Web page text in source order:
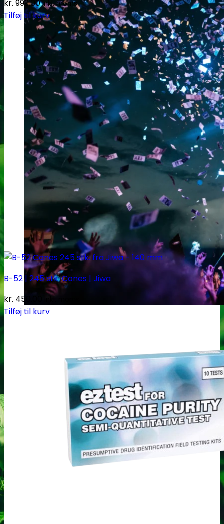
kr. 999.00 Inkl. moms
Tilføj til kurv
B-52 | 245 stk. Cones | Jiwa
kr. 450.00
Tilføj til kurv